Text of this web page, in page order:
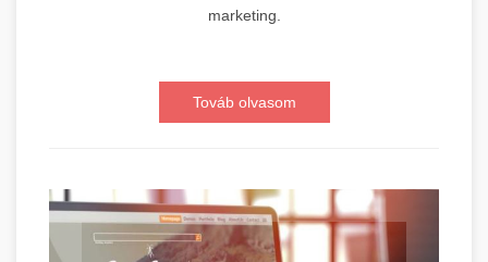
marketing.
Továb olvasom